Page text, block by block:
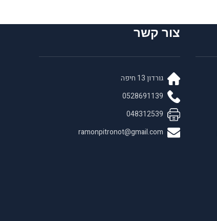
צור קשר
גורדון 13 חיפה
0528691139
048312539
ramonpitronot@gmail.com